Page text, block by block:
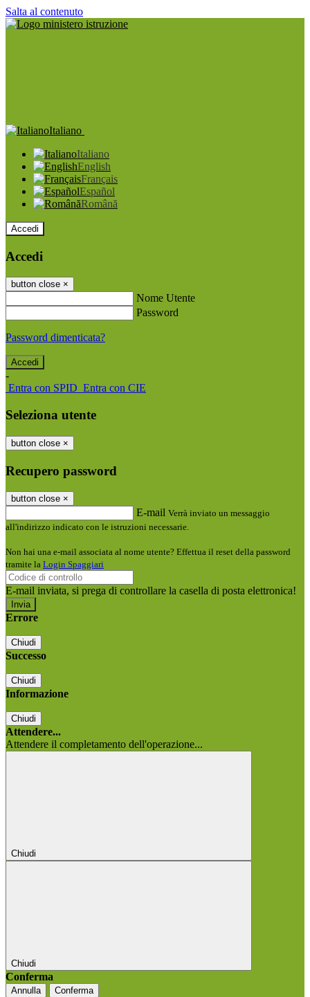
Salta al contenuto
Italiano
Italiano
English
Français
Español
Română
Accedi
Accedi
button close ×
Nome Utente
Password
Password dimenticata?
-
Entra con SPID Entra con CIE
Seleziona utente
button close ×
Recupero password
button close ×
E-mail Verrà inviato un messaggio
all'indirizzo indicato con le istruzioni necessarie.
Non hai una e-mail associata al nome utente? Effettua il reset della password
tramite la Login Spaggiari
E-mail inviata, si prega di controllare la casella di posta elettronica!
Errore
Chiudi
Successo
Chiudi
Informazione
Chiudi
Attendere...
Attendere il completamento dell'operazione...
Chiudi
Chiudi
Conferma
Annulla Conferma